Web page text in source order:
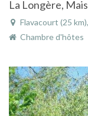
La Longère,
Flavacourt (25
Chambre d'hôtes